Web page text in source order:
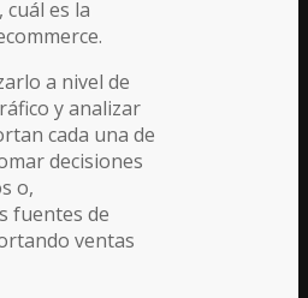
cuál es la
a nivel de
y analizar
cada una de
decisiones
o,
fuentes de
ventas